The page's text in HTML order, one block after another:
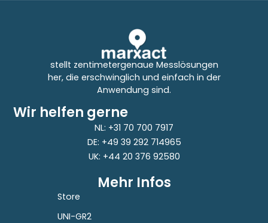
stellt zentimetergenaue Messlösungen
her, die erschwinglich und einfach in der
Anwendung sind.
Wir helfen gerne
NL: +31 70 700 7917
DE: +49 39 292 714965
UK: +44 20 376 92580
Mehr Infos
Store
UNI-GR2